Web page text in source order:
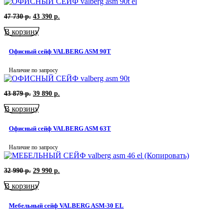
47 730р. Первоначальная
составляла
730
р..
43 390 р.
р..
В корзину
Офисный сейф VALBERG ASM 90T
Наличие по запросу
43 879р. Первоначальная
составляла
879
р..
39 890 р.
р..
В корзину
Офисный сейф VALBERG ASM 63T
Наличие по запросу
32 990р. Первоначальная
составляла
990
р..
29 990 р.
р..
В корзину
Мебельный сейф VALBERG ASM-30 EL